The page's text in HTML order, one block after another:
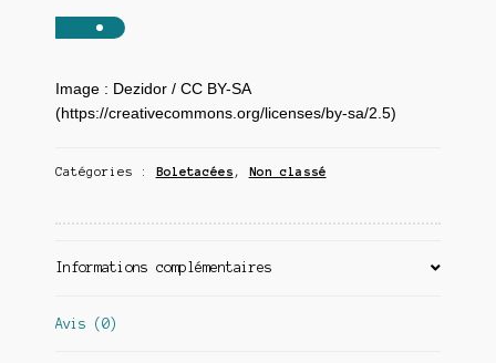
Image : Dezidor / CC BY-SA
(https://creativecommons.org/licenses/by-sa/2.5)
Catégories : Boletacées , Non classé
Informations complémentaires
Avis (0)